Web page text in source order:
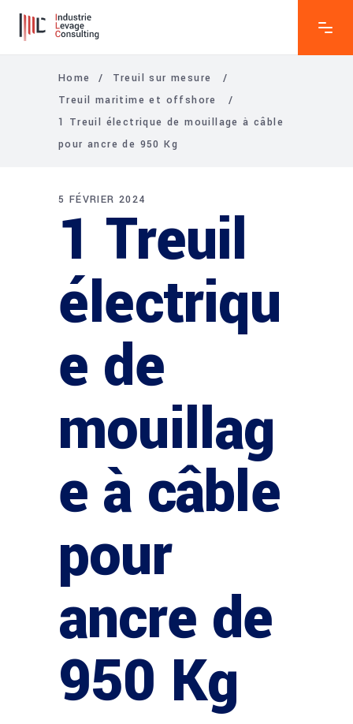
Home / Treuil sur mesure
/
Treuil maritime et offshore
/
1 Treuil électrique de mouillage à câble
pour ancre de 950 Kg
5 FÉVRIER 2024
1 Treuil
électriqu
e de
mouillag
e à câble
pour
ancre de
950 Kg